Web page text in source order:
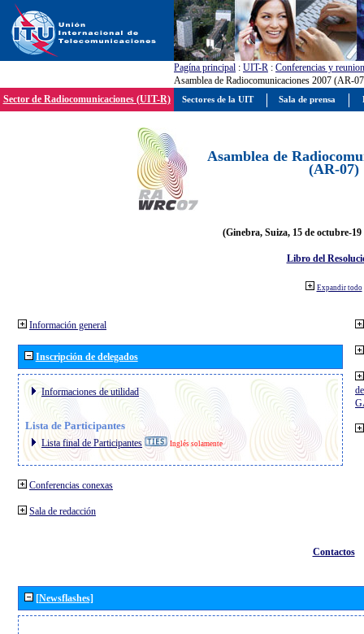
Pagína principal : UIT-R : Conferencias y
Asamblea de Radiocomunicaciones 2007 (AR-
Sector de Radiocomunicaciones (UIT-R)
Asamblea de
(AR-07)
(Ginebra, Suiza, 15 de octubre-19
Libro del
Expandir todo
Información general
Inscripción de delegados
Informaciones de utilidad
Lista de Participantes
Lista final de Participantes Inglés solamente
Conferencias conexas
Sala de redacción
Contactos
[Newsflashes]
Sectores de la UIT Sala de prensa